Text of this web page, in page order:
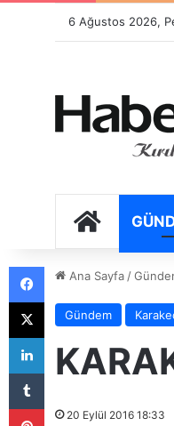
6 Ağustos 2026,
ANA
Ana Sayfa/
Gündem
20 Eylül 2016 18:33
Tumblr
Pinterest